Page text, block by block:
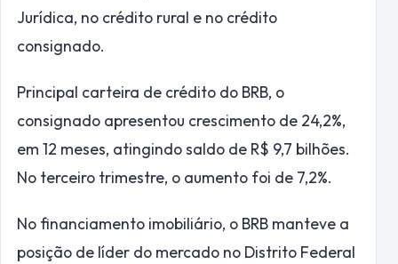
Jurídica, no crédito rural e no crédito
consignado.
Principal carteira de crédito do BRB, o
consignado apresentou crescimento de 24,2%,
em 12 meses, atingindo saldo de R$ 9,7 bilhões.
No terceiro trimestre, o aumento foi de 7,2%.
No financiamento imobiliário, o BRB manteve a
posição de líder do mercado no Distrito Federal